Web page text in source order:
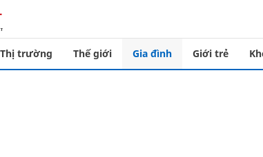
Thị trường Thế giới Gia đình Giới trẻ